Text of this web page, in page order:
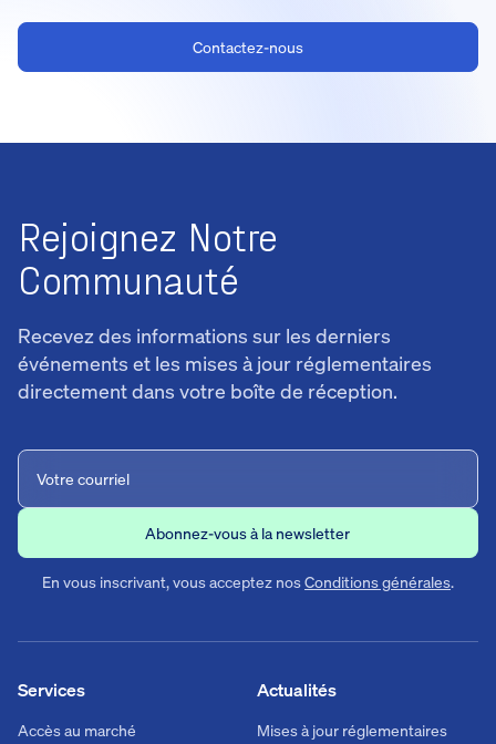
Contactez-nous
Rejoignez Notre
Communauté
Recevez des informations sur les derniers
événements et les mises à jour réglementaires
directement dans votre boîte de réception.
En vous inscrivant, vous acceptez nosConditions générales.
Actualités
Mises à jour réglementaires
Services
Accès au marché